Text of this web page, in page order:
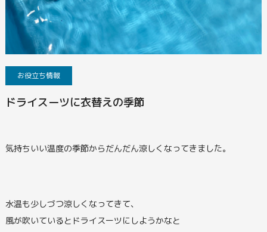
お役立ち情報
ドライスーツに衣替えの季節
気持ちいい温度の季節からだんだん涼しくなってきました。
水温も少しづつ涼しくなってきて、
風が吹いているとドライスーツにしようかなと